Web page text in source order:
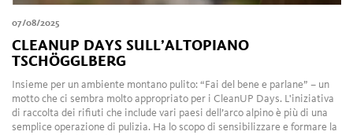
07/08/2025
CLEANUP DAYS SULL’ALTOPIANO
TSCHÖGGLBERG
Insieme per un ambiente montano pulito: “Fai del bene e parlane” – un
motto che ci sembra molto appropriato per i CleanUP Days. L'iniziativa
di raccolta dei rifiuti che include vari paesi dell’arco alpino è più di una
semplice operazione di pulizia. Ha lo scopo di sensibilizzare e formare la